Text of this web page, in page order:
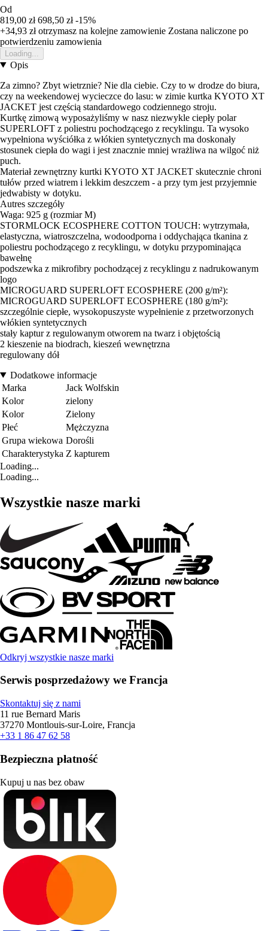
Od
819,00 zł 698,50 zł -15%
+34,93 złotrzymasz na kolejne zamowienie Zostana naliczone po
potwierdzeniu zamowienia
Loading...
Opis
Za zimno? Zbyt wietrznie? Nie dla ciebie. Czy to w drodze do biura,
czy na weekendowej wycieczce do lasu: w zimie kurtka KYOTO XT
JACKET jest częścią standardowego codziennego stroju.
Kurtkę zimową wyposażyliśmy w nasz niezwykle ciepły polar
SUPERLOFT z poliestru pochodzącego z recyklingu. Ta wysoko
wypełniona wyściółka z włókien syntetycznych ma doskonały
stosunek ciepła do wagi i jest znacznie mniej wrażliwa na wilgoć niż
puch.
Materiał zewnętrzny kurtki KYOTO XT JACKET skutecznie chroni
tułów przed wiatrem i lekkim deszczem - a przy tym jest przyjemnie
jedwabisty w dotyku.
Autres szczegóły
Waga: 925 g (rozmiar M)
STORMLOCK ECOSPHERE COTTON TOUCH: wytrzymała,
elastyczna, wiatroszczelna, wodoodporna i oddychająca tkanina z
poliestru pochodzącego z recyklingu, w dotyku przypominająca
bawełnę
podszewka z mikrofibry pochodzącej z recyklingu z nadrukowanym
logo
MICROGUARD SUPERLOFT ECOSPHERE (200 g/m²):
MICROGUARD SUPERLOFT ECOSPHERE (180 g/m²):
szczególnie ciepłe, wysokopuszyste wypełnienie z przetworzonych
włókien syntetycznych
stały kaptur z regulowanym otworem na twarz i objętością
2 kieszenie na biodrach, kieszeń wewnętrzna
regulowany dół
Dodatkowe informacje
Marka
Jack Wolfskin
Kolor
zielony
Kolor
Zielony
Płeć
Mężczyzna
Grupa wiekowa Dorośli
Charakterystyka Z kapturem
Loading...
Loading...
Wszystkie nasze marki
Odkryj wszystkie nasze marki
Serwis posprzedażowy we Francja
Skontaktuj się z nami
11 rue Bernard Maris
37270 Montlouis-sur-Loire, Francja
+33 1 86 47 62 58
Bezpieczna płatność
Kupuj u nas bez obaw